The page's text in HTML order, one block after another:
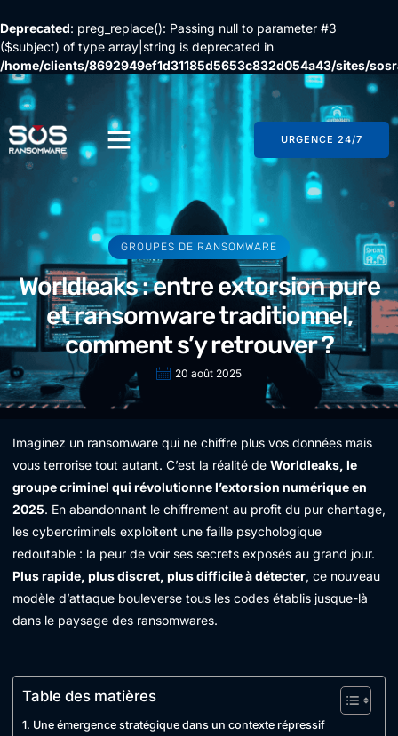
Deprecated: preg_replace(): Passing null to parameter #3
($subject) of type array|string is deprecated in
/home/clients/8692949ef1d31185d5653c832d054a43/sites/
content/plugins/wordfence/vendor/wordfence/wf-
waf/src/lib/rules.phpon line 1896
URGENCE 24/7
GROUPES DE RANSOMWARE
Worldleaks : entre extorsion pure
et ransomware traditionnel,
comment s’y retrouver ?
20 août 2025
Imaginez un ransomware qui ne chiffre plus vos données mais
vous terrorise tout autant. C’est la réalité de Worldleaks, le
groupe criminel qui révolutionne l’extorsion numérique en
2025. En abandonnant le chiffrement au profit du pur chantage,
les cybercriminels exploitent une faille psychologique
redoutable : la peur de voir ses secrets exposés au grand jour.
Plus rapide, plus discret, plus difficile à détecter, ce nouveau
modèle d’attaque bouleverse tous les codes établis jusque-là
dans le paysage des ransomwares.
Table des matières
Une émergence stratégique dans un contexte répressif